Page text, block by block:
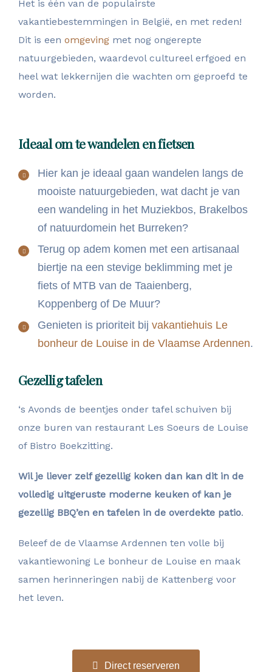
Het is één van de populairste
vakantiebestemmingen in België, en met reden!
Dit is een omgeving met nog ongerepte
natuurgebieden, waardevol cultureel erfgoed en
heel wat lekkernijen die wachten om geproefd te
worden.
Ideaal om te wandelen en fietsen
Hier kan je ideaal gaan wandelen langs de
mooiste natuurgebieden, wat dacht je van
een wandeling in het Muziekbos, Brakelbos
of natuurdomein het Burreken?
Terug op adem komen met een artisanaal
biertje na een stevige beklimming met je
fiets of MTB van de Taaienberg,
Koppenberg of De Muur?
Genieten is prioriteit bij vakantiehuis Le
bonheur de Louise in de Vlaamse Ardennen.
Gezellig tafelen
‘s Avonds de beentjes onder tafel schuiven bij
onze buren van restaurant Les Soeurs de Louise
of Bistro Boekzitting.
Wil je liever zelf gezellig koken dan kan dit in de
volledig uitgeruste moderne keuken of kan je
gezellig BBQ’en en tafelen in de overdekte patio.
Beleef de de Vlaamse Ardennen ten volle bij
vakantiewoning Le bonheur de Louise en maak
samen herinneringen nabij de Kattenberg voor
het leven.
Direct reserveren